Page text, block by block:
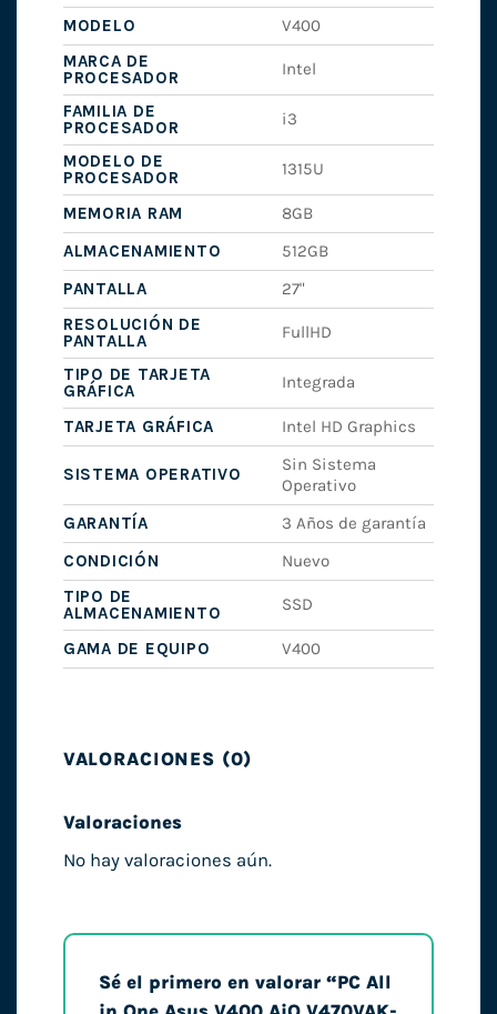
MODELO
V400
MARCA DE
PROCESADOR
Intel
FAMILIA DE
PROCESADOR
i3
MODELO DE
PROCESADOR
1315U
MEMORIA RAM
8GB
ALMACENAMIENTO
512GB
PANTALLA
27"
RESOLUCIÓN DE
PANTALLA
FullHD
TIPO DE TARJETA
GRÁFICA
Integrada
TARJETA GRÁFICA Intel HD Graphics
SISTEMA OPERATIVO
Sin Sistema
Operativo
GARANTÍA
3 Años de garantía
CONDICIÓN
Nuevo
TIPO DE
ALMACENAMIENTO
SSD
GAMA DE EQUIPO V400
VALORACIONES (0)
Valoraciones
No hay valoraciones aún.
Sé el primero en valorar “PC All